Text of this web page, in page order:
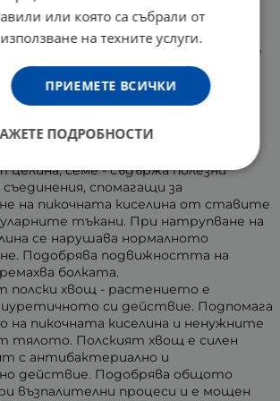
череша, плод - известен с десетки
като едно от тях е намаляване
киселина след консумация на
противовъзпалително
интензивността на
ефект, облекчава болката,
семе - съдържа полезни
спомагащи за
на пикочната киселина от ставите
тъкани. При натрупване на
се нарушава нормалното
Подобрява подвижността на
болката.
полски хвощ - растението е
си действие. Подпомага
на пикочната киселина и ненужните
тялото. Полският хвощ е силен
с антибактериално и
действие. Подобрява общото
възпалителни процеси и е мощен
или която са събрали от
на техните услуги.
ПРИЕМЕТЕ ВСИЧКИ
ПОДРОБНОСТИ